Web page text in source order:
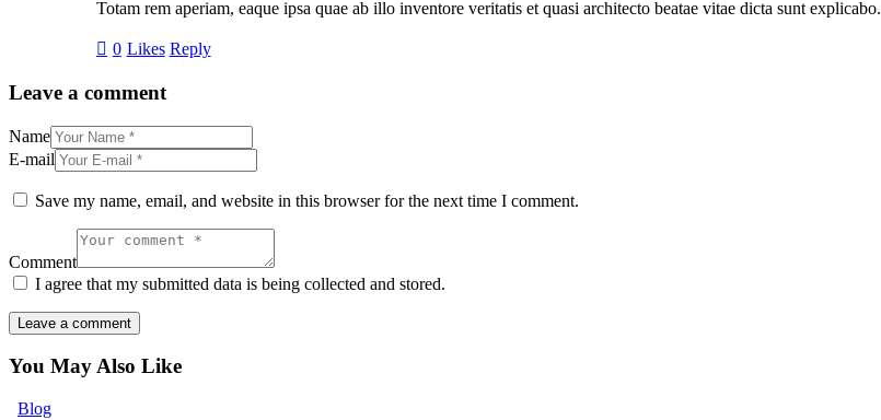
Totam rem aperiam, eaque ipsa quae ab illo inventore veritatis et quasi architecto beatae vitae dicta sunt explicabo.
0 Likes Reply
Leave a comment
Name
E-mail
Save my name, email, and website in this browser for the next time I comment.
Comment
I agree that my submitted data is being collected and stored.
You May Also Like
Blog